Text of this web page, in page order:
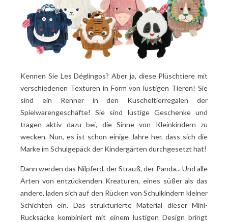
Kennen Sie Les Déglingos? Aber ja, diese Plüschtiere mit
verschiedenen Texturen in Form von lustigen Tieren! Sie
sind ein Renner in den Kuscheltierregalen der
Spielwarengeschäfte! Sie sind lustige Geschenke und
tragen aktiv dazu bei, die Sinne von Kleinkindern zu
wecken. Nun, es ist schon einige Jahre her, dass sich die
Marke im Schulgepäck der Kindergärten durchgesetzt hat!
Dann werden das Nilpferd, der Strauß, der Panda... Und alle
Arten von entzückenden Kreaturen, eines süßer als das
andere, laden sich auf den Rücken von Schulkindern kleiner
Schichten ein. Das strukturierte Material dieser Mini-
Rucksäcke kombiniert mit einem lustigen Design bringt